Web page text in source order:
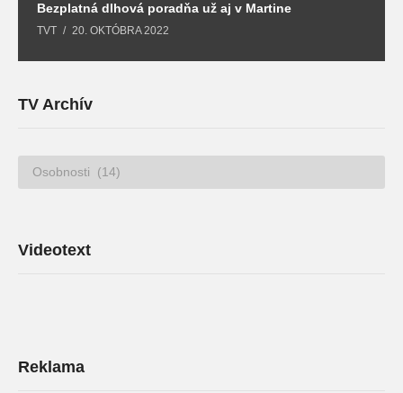
Bezplatná dlhová poradňa už aj v Martine
TVT 20. OKTÓBRA 2022
TV Archív
Archív
Videotext
Reklama